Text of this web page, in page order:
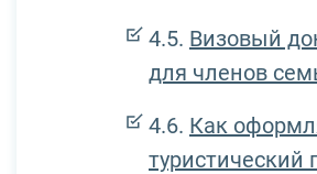
Визовый
для членов
Как
туристический